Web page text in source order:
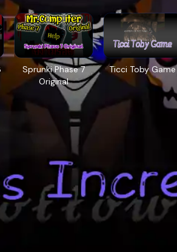
Sprunki Phase 7
Original
Ticci Toby Game